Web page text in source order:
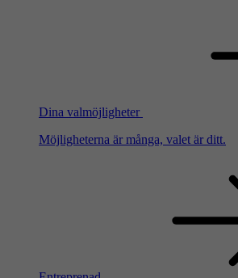
Dina valmöjligheter
Möjligheterna är många, valet är ditt.